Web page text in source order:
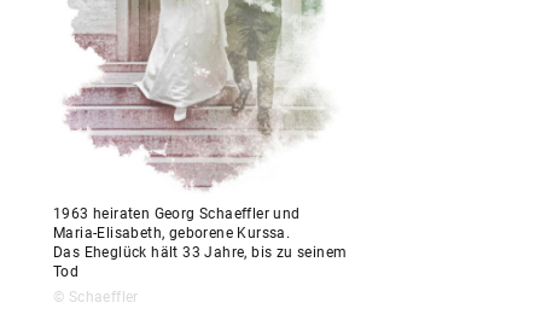
1963 heiraten Georg Schaeffler und
Maria-Elisabeth, geborene Kurssa.
Das Eheglück hält 33 Jahre, bis zu seinem
Tod
© Schaeffler